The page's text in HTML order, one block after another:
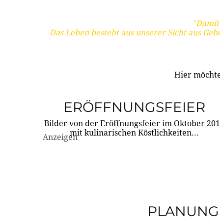
Das Leben besteht aus unserer Sicht aus
Hier
ERÖFFNUNGSFEIER
Bilder von der Eröffnungsfeier im Oktober
mit kulinarischen Köstlichkeiten...
Anzeigen
PLANUNG